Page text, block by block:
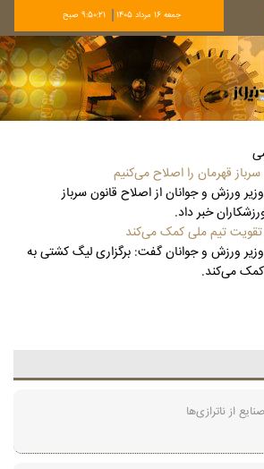
جمعه 16 مرداد 1405 9:50:22 صبح
قهرمان را اصلاح می‌کنیم
ورزش و جوانان از اصلاح قانون سرباز
خبر داد.
تیم ملی کمک می‌کند
ورزش و جوانان گفت: برگزاری لیگ کشتی به
می‌کند.